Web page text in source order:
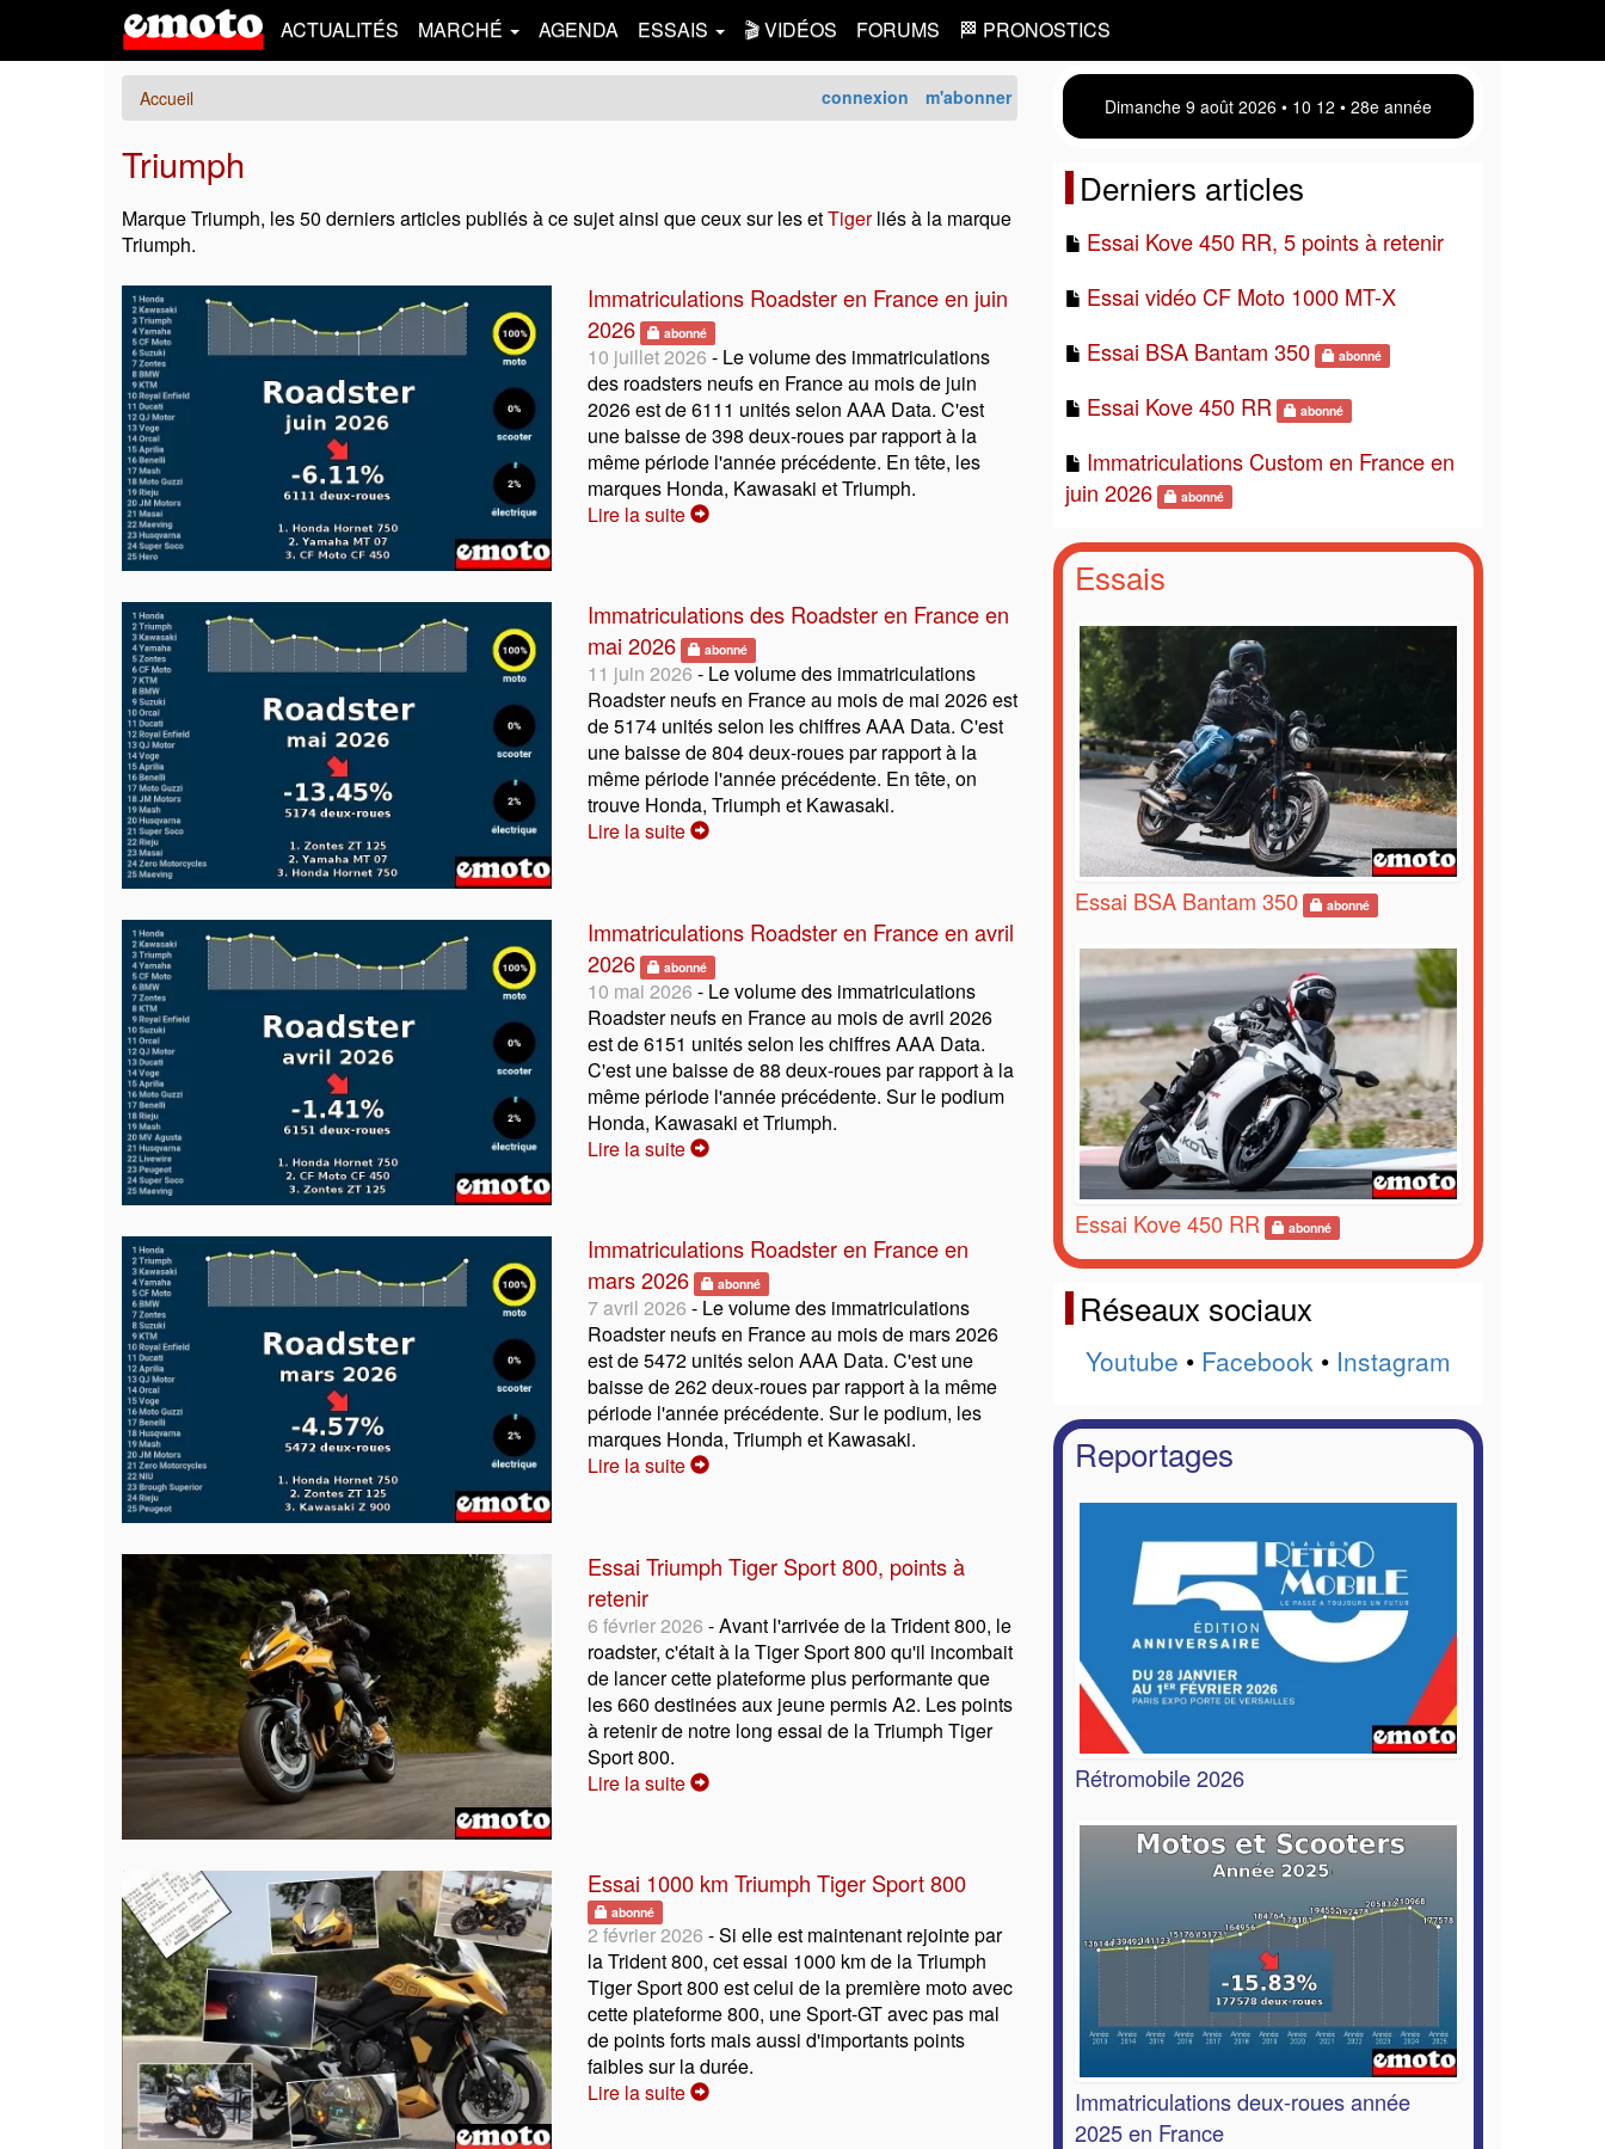
ACTUALITÉS MARCHÉ AGENDA ESSAIS 🎬 VIDÉOS FORUMS 🏁 PRONOSTICS
connexion m'abonner
Accueil
Triumph
Marque Triumph, les 50 derniers articles publiés à ce sujet ainsi que ceux sur les etTigerliés à la marque
Triumph.
Immatriculations Roadster en France en juin
2026
abonné
10 juillet 2026 - Le volume des immatriculations
des roadsters neufs en France au mois de juin
2026 est de 6111 unités selon AAA Data. C'est
une baisse de 398 deux-roues par rapport à la
même période l'année précédente. En tête, les
marques Honda, Kawasaki et Triumph.
Lire la suite
Immatriculations des Roadster en France en
mai 2026
abonné
11 juin 2026 - Le volume des immatriculations
Roadster neufs en France au mois de mai 2026 est
de 5174 unités selon les chiffres AAA Data. C'est
une baisse de 804 deux-roues par rapport à la
même période l'année précédente. En tête, on
trouve Honda, Triumph et Kawasaki.
Lire la suite
Immatriculations Roadster en France en avril
2026
abonné
10 mai 2026 - Le volume des immatriculations
Roadster neufs en France au mois de avril 2026
est de 6151 unités selon les chiffres AAA Data.
C'est une baisse de 88 deux-roues par rapport à la
même période l'année précédente. Sur le podium
Honda, Kawasaki et Triumph.
Lire la suite
Immatriculations Roadster en France en
mars 2026
abonné
7 avril 2026 - Le volume des immatriculations
Roadster neufs en France au mois de mars 2026
est de 5472 unités selon AAA Data. C'est une
baisse de 262 deux-roues par rapport à la même
période l'année précédente. Sur le podium, les
marques Honda, Triumph et Kawasaki.
Lire la suite
Essai Triumph Tiger Sport 800, points à
retenir
6 février 2026 - Avant l'arrivée de la Trident 800, le
roadster, c'était à la Tiger Sport 800 qu'il incombait
de lancer cette plateforme plus performante que
les 660 destinées aux jeune permis A2. Les points
à retenir de notre long essai de la Triumph Tiger
Sport 800.
Lire la suite
Essai 1000 km Triumph Tiger Sport 800
abonné
2 février 2026 - Si elle est maintenant rejointe par
la Trident 800, cet essai 1000 km de la Triumph
Tiger Sport 800 est celui de la première moto avec
cette plateforme 800, une Sport-GT avec pas mal
de points forts mais aussi d'importants points
faibles sur la durée.
Lire la suite
Dimanche 9 août 2026 • 10:12 • 28e année
Derniers articles
Essai Kove 450 RR, 5 points à retenir
Essai vidéo CF Moto 1000 MT-X
Essai BSA Bantam 350
abonné
Essai Kove 450 RR abonné
Immatriculations Custom en France en
juin 2026
abonné
Essais
Essai BSA Bantam 350 abonné
Essai Kove 450 RR abonné
Réseaux sociaux
Youtube • Facebook • Instagram
Reportages
Rétromobile 2026
Immatriculations deux-roues année
2025 en France